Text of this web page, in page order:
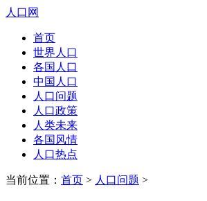
人口网
首页
世界人口
各国人口
中国人口
人口问题
人口政策
人类未来
各国风情
人口热点
当前位置： 首页 > 人口问题 >